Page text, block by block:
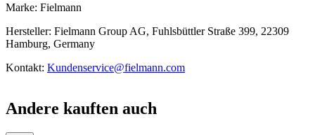
Marke: Fielmann
Hersteller: Fielmann Group AG, Fuhlsbüttler Straße 399, 22309
Hamburg, Germany
Kontakt: Kundenservice@fielmann.com
Andere kauften auch